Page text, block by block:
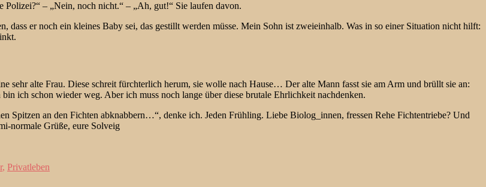
– „Nein, noch nicht.“ – „Ah, gut!“ Sie laufen davon.
er noch ein kleines Baby sei, das gestillt werden müsse. Mein Sohn ist zweieinhalb. Was in so einer Situation nicht hilft:
sehr alte Frau. Diese schreit fürchterlich herum, sie wolle nach Hause… Der alte Mann fasst sie am Arm und brüllt sie an:
ich schon wieder weg. Aber ich muss noch lange über diese brutale Ehrlichkeit nachdenken.
Spitzen an den Fichten abknabbern…“, denke ich. Jeden Frühling. Liebe Biolog_innen, fressen Rehe Fichtentriebe? Und
normale Grüße, eure Solveig
, Privatleben